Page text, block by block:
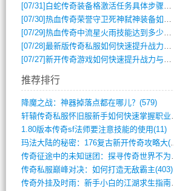
[07/31] 白蛇传奇装备格激活任务具体步骤是什么？如何完成？
[07/30]热血传奇荣誉守卫死神弑神装备如何获取与佩戴攻略？
[07/29]热血传奇中流星火雨技能达到多少级可以开始练装备？
[07/28]最新版传奇私服如何快速提升战力与获取稀有装备？
[07/27]新开传奇游戏如何快速提升战力与获取稀有装备？
推荐排行
降魔之战：神器掉落点都在哪儿？(579)
轩辕传奇私
1.80版本传奇sf法师要注意技能的使用(11)
玛法大陆的秘
传奇征途中
传奇私服巅峰对决：如何打造无敌霸主(403)
传奇外挂及